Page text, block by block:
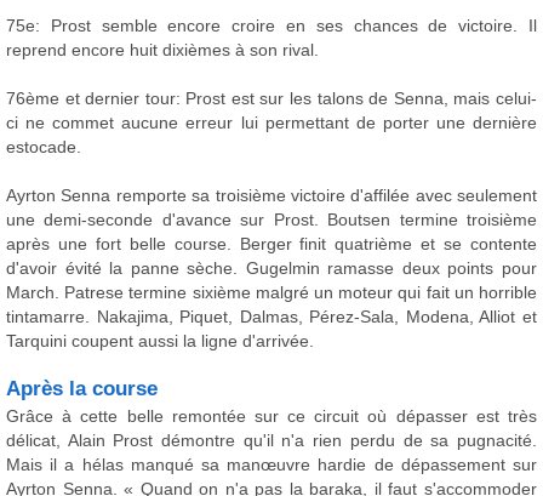
75e: Prost semble encore croire en ses chances de victoire. Il
reprend encore huit dixièmes à son rival.
76ème et dernier tour: Prost est sur les talons de Senna, mais celui-
ci ne commet aucune erreur lui permettant de porter une dernière
estocade.
Ayrton Senna remporte sa troisième victoire d'affilée avec seulement
une demi-seconde d'avance sur Prost. Boutsen termine troisième
après une fort belle course. Berger finit quatrième et se contente
d'avoir évité la panne sèche. Gugelmin ramasse deux points pour
March. Patrese termine sixième malgré un moteur qui fait un horrible
tintamarre. Nakajima, Piquet, Dalmas, Pérez-Sala, Modena, Alliot et
Tarquini coupent aussi la ligne d'arrivée.
Après la course
Grâce à cette belle remontée sur ce circuit où dépasser est très
délicat, Alain Prost démontre qu'il n'a rien perdu de sa pugnacité.
Mais il a hélas manqué sa manœuvre hardie de dépassement sur
Ayrton Senna. « Quand on n'a pas la baraka, il faut s'accommoder